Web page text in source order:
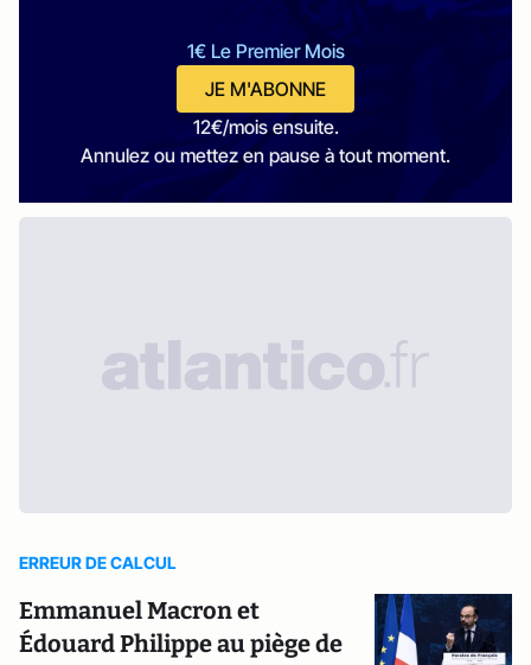
1€ Le Premier Mois
JE M'ABONNE
12€/mois ensuite.
Annulez ou mettez en pause à tout moment.
ERREUR DE CALCUL
Emmanuel Macron et
Édouard Philippe au piège de